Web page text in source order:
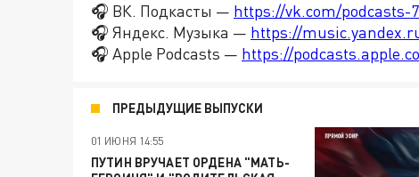
🎧 ВК. Подкасты — https://vk.com/podcasts-
🎧 Яндекс. Музыка — https://
🎧 Apple Podcasts — https://
ПРЕДЫДУЩИЕ ВЫПУСКИ
01 ИЮНЯ 14:55
ПУТИН ВРУЧАЕТ ОРДЕНА "МАТЬ-